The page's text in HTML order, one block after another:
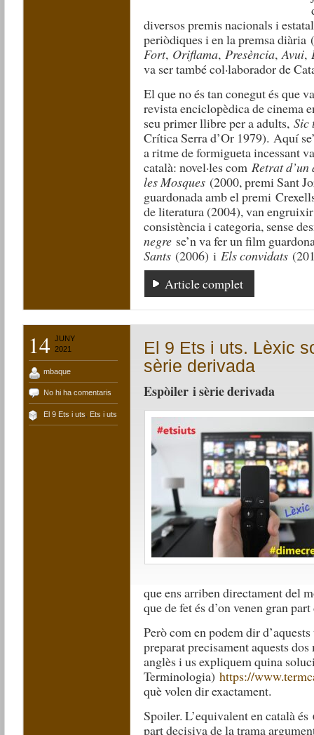
diversos premis nacionals i
periòdiques i en la premsa diària
Fort, Oriflama,Presència,Avui,
va ser també col·laborador de
El que no és tan conegut és que
revista enciclopèdica de cinema
seu primer llibre per a adults,Sic
Crítica Serra d’Or 1979). Aquí
a ritme de formigueta incessant
català: novel·les comRetrat d’un
les Mosques (2000, premi Sant
guardonada amb el premi
de literatura (2004), van
consistència i categoria, sense
negre se’n va fer un film
Sants (2006) iEls convidats
Article complet
14
JUNY
2021
mbaque
No hi ha comentaris
El 9 Ets i uts Ets i uts
El 9 Ets i uts. Lèxic
sèrie derivada
Espòiler i sèrie derivada
que ens arriben directament del
que de fet és d’on venen gran
Però com en podem dir
preparat precisament aquests
anglès i us expliquem quina
Terminologia)https://
què volen dir exactament.
Spoiler. L’equivalent en català és
part decisiva de la trama